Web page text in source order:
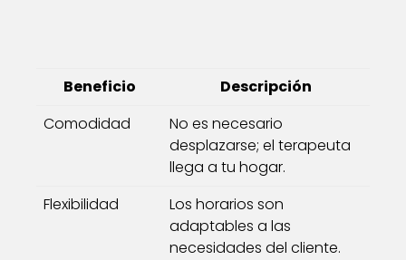
Beneficio
Descripción
Comodidad
No es necesario
desplazarse; el terapeuta
llega a tu hogar.
Flexibilidad
Los horarios son
adaptables a las
necesidades del cliente.